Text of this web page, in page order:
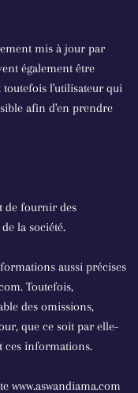
mis à jour par
également être
toutefois l'utilisateur qui
afin d'en prendre
de fournir des
la société.
aussi précises
Toutefois,
des omissions,
que ce soit par elle-
ces informations.
www.aswandiama.com